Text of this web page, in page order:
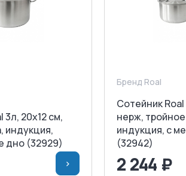
3л, 20х12 см,
индукция,
дно (32929)
>
Бренд Roal
Сотейник Roal
нерж,
индукция, с
(32942)
2 244 ₽